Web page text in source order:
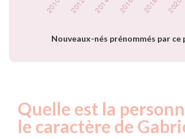
Nouveaux-nés prénommés par ce
Popularité du
Quelle est la
le caractère de